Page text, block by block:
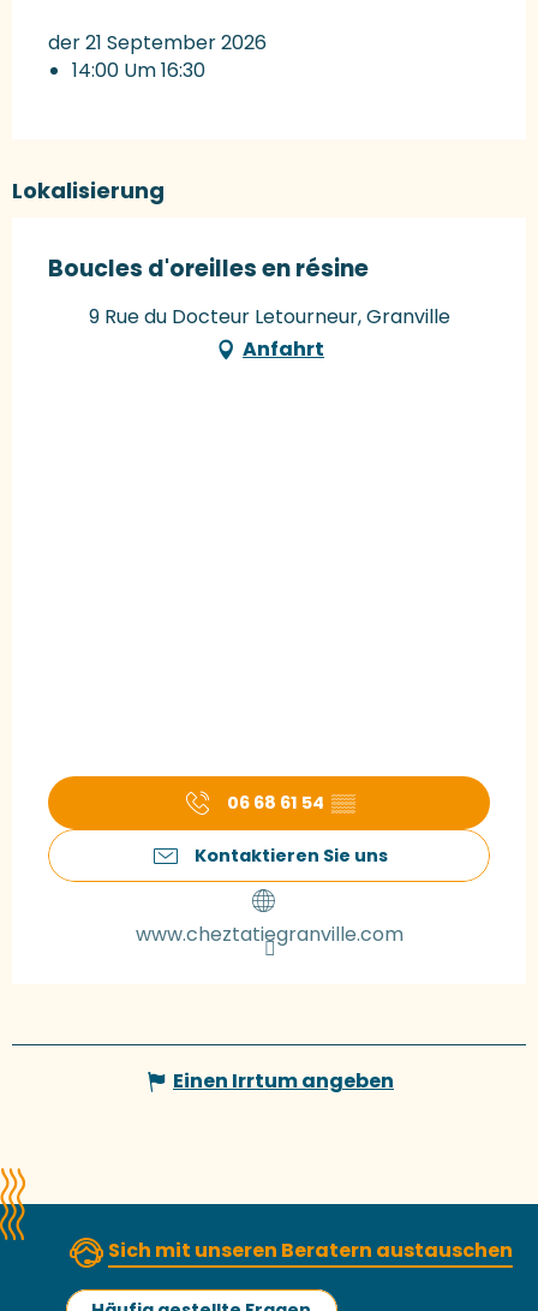
der 21 September 2026
14:00 Um 16:30
Lokalisierung
Boucles d'oreilles en résine
9 Rue du Docteur Letourneur, Granville
Anfahrt
06 68 61 54 ▒▒
Kontaktieren Sie uns
www.cheztatiegranville.com
Einen Irrtum angeben
Sich mit unseren Beratern austauschen